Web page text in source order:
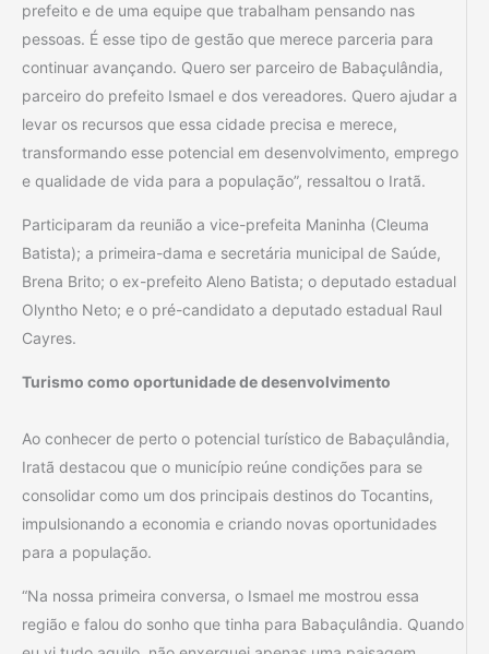
prefeito e de uma equipe que trabalham pensando nas
pessoas. É esse tipo de gestão que merece parceria para
continuar avançando. Quero ser parceiro de Babaçulândia,
parceiro do prefeito Ismael e dos vereadores. Quero ajudar a
levar os recursos que essa cidade precisa e merece,
transformando esse potencial em desenvolvimento, emprego
e qualidade de vida para a população”, ressaltou o Iratã.
Participaram da reunião a vice-prefeita Maninha (Cleuma
Batista); a primeira-dama e secretária municipal de Saúde,
Brena Brito; o ex-prefeito Aleno Batista; o deputado estadual
Olyntho Neto; e o pré-candidato a deputado estadual Raul
Cayres.
Turismo como oportunidade de desenvolvimento
Ao conhecer de perto o potencial turístico de Babaçulândia,
Iratã destacou que o município reúne condições para se
consolidar como um dos principais destinos do Tocantins,
impulsionando a economia e criando novas oportunidades
para a população.
“Na nossa primeira conversa, o Ismael me mostrou essa
região e falou do sonho que tinha para Babaçulândia. Quando